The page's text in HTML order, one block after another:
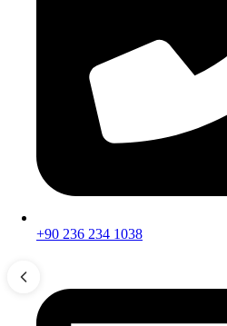
+90 236 234 1038